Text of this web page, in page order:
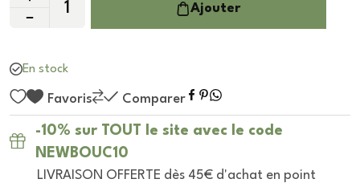
Ajouter
En stock
Favoris Comparer
-10% sur TOUT le site avec le code
NEWBOUC10
LIVRAISON OFFERTE dès 45€ d'achat en point